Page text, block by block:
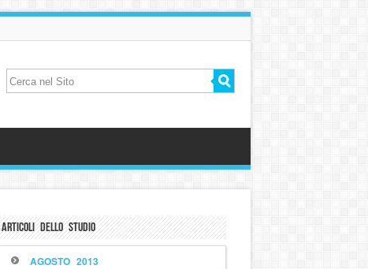
Articoli dello Studio
AGOSTO 2013